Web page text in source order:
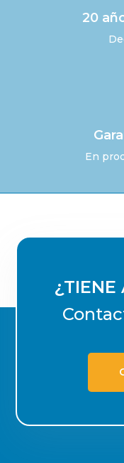
20
En
¿TIENE